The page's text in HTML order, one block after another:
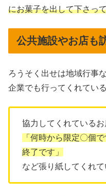
にお菓子を出して下さっ
公共施設やお店も
ろうそく出せは地域行事
企業でも行ってくれてい
協力してくれている
「何時から限定〇個
終了です」
など張り紙してくれて